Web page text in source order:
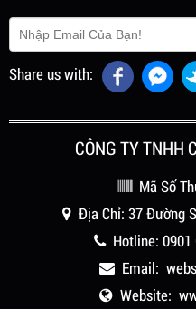
Share us with:
CÔNG TY TNHH
Mã Số
Địa Chỉ: 37 Đường
Hotline: 0901
Email:
Website: